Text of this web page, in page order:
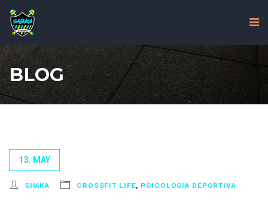
BLOG
13. MAY
SHAKA CROSSFIT LIFE, PSICOLOGÍA DEPORTIVA